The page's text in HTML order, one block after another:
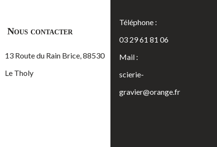
Nous contacter
13 Route du Rain Brice, 88530
Le Tholy
Téléphone :
03 29 61 81 06
Mail :
scierie-
gravier@orange.fr